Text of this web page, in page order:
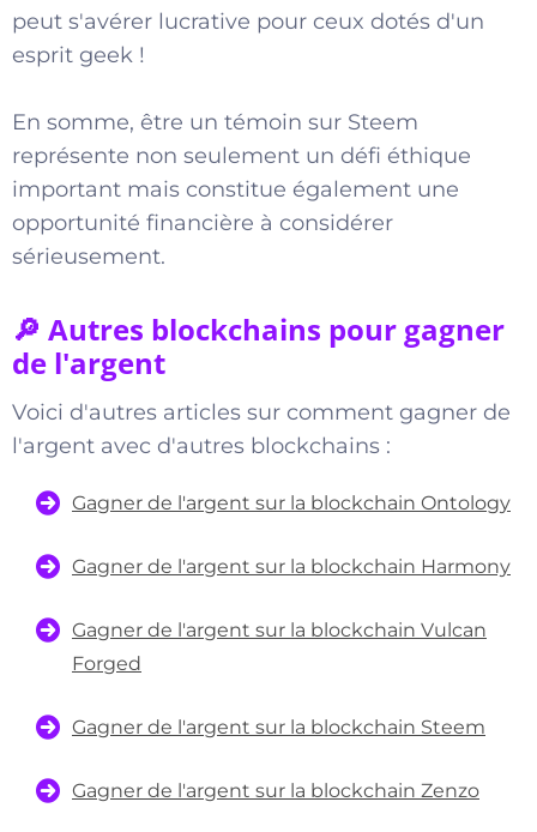
peut s'avérer lucrative pour ceux dotés d'un
esprit geek !
En somme, être un témoin sur Steem
représente non seulement un défi éthique
important mais constitue également une
opportunité financière à considérer
sérieusement.
🔎 Autres blockchains pour gagner
de l'argent
Voici d'autres articles sur comment gagner de
l'argent avec d'autres blockchains :
Gagner de l'argent sur la blockchain Ontology
Gagner de l'argent sur la blockchain Harmony
Gagner de l'argent sur la blockchain Vulcan
Forged
Gagner de l'argent sur la blockchain Steem
Gagner de l'argent sur la blockchain Zenzo